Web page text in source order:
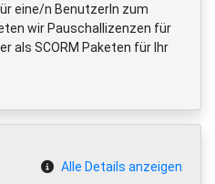
eine/n BenutzerIn zum
wir Pauschallizenzen für
als SCORM Paketen für Ihr
Alle Details anzeigen